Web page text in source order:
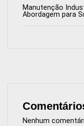
Manutenção
Abordagem para
Nenhum